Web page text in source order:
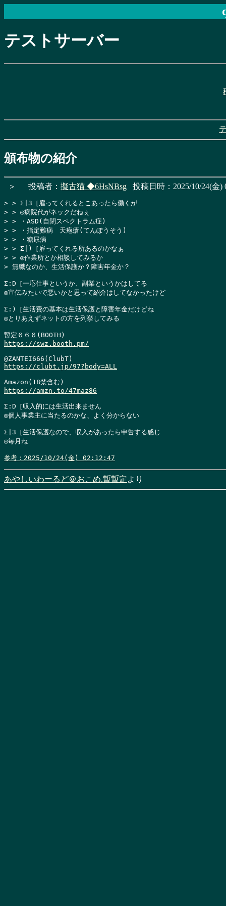
テストサーバー
頒布物の紹介
＞ 投稿者： 擬古猫 ◆6HsNBsg 投稿日時：2025/10/24(金)
> > Σ|3［雇ってくれるとこあったら働くが
> > ◎病院代がネックだねぇ
> > ・ASD(自閉スペクトラム症)
> > ・指定難病　天疱瘡(てんぽうそう)
> > ・糖尿病
> > Σ|)［雇ってくれる所あるのかなぁ
> > ◎作業所とか相談してみるか
> 無職なのか、生活保護か？障害年金か？
Σ:D［一応仕事というか、副業というかはしてる
◎宣伝みたいで悪いかと思って紹介はしてなかったけど
Σ:)［生活費の基本は生活保護と障害年金だけどね
◎とりあえずネットの方を列挙してみる
https://swz.booth.pm/
https://clubt.jp/97?body=ALL
https://amzn.to/47maz86
Σ:D［収入的には生活出来ません
◎個人事業主に当たるのかな、よく分からない
Σ|3［生活保護なので、収入があったら申告する感じ
◎毎月ね
参考：2025/10/24(金) 02:12:47
あやしいわーるど＠おこめ.暫暫定より